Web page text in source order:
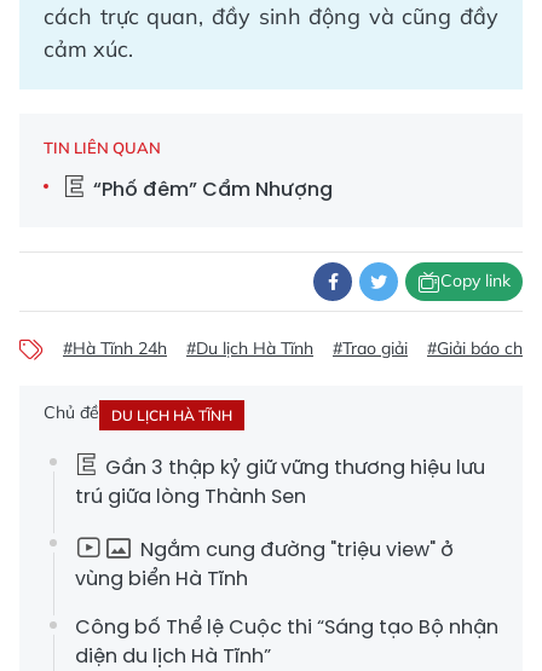
cách trực quan, đầy sinh động và cũng đầy
cảm xúc.
TIN LIÊN QUAN
“Phố đêm” Cẩm Nhượng
Copy link
#Hà Tĩnh 24h #Du lịch Hà Tĩnh #Trao giải #Giải báo chí
Chủ đề DU LỊCH HÀ TĨNH
Gần 3 thập kỷ giữ vững thương hiệu lưu
trú giữa lòng Thành Sen
Ngắm cung đường "triệu view" ở
vùng biển Hà Tĩnh
Công bố Thể lệ Cuộc thi “Sáng tạo Bộ nhận
diện du lịch Hà Tĩnh”